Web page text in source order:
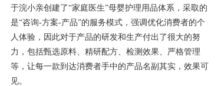
于浣小亲创建了“家庭医生”母婴护理用品体系，采取的
是“咨询-方案-产品”的服务模式，强调优化消费者的个
人体验，因此对于产品的研发和生产付出了很大的努
力，包括甄选原料、精研配方、检测效果、严格管理
等，让每一款到达消费者手中的产品名副其实，效果可
见。